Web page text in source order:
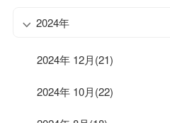
2024年
2024年 12月(21)
2024年 10月(22)